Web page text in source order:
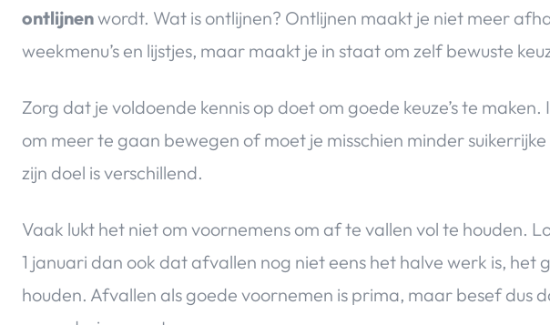
ontlijnenwordt. Wat is ontlijnen? Ontlijnen maakt je niet meer
weekmenu’s en lijstjes, maar maakt je in staat om zelf bewuste
Zorg dat je voldoende kennis op doet om goede keuze’s te
om meer te gaan bewegen of moet je misschien minder
zijn doel is verschillend.
Vaak lukt het niet om voornemens om af te vallen vol te houden.
1 januari dan ook dat afvallen nog niet eens het halve werk is, het
houden. Afvallen als goede voornemen is prima, maar besef dus